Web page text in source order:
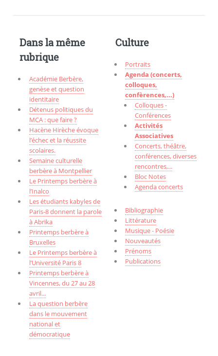
Dans la même
rubrique
Académie Berbère,
genèse et question
identitaire
Détenus politiques du
MCA : que faire ?
Hacène Hirèche évoque
l’échec et la réussite
scolaires.
Semaine culturelle
berbère à Montpellier
Le Printemps berbère à
l’Inalco
Les étudiants kabyles de
Paris-8 donnent la parole
à Abrika
Printemps berbère à
Bruxelles
Le Printemps berbère à
l’Université Paris 8
Printemps berbère à
Vincennes, du 27 au 28
avril...
La question berbère
dans le mouvement
national et
démocratique
Culture
Portraits
Agenda (concerts,
colloques,
confèrences,...)
Colloques -
Conférences
Activités
Associatives
Concerts, théâtre,
conférences, diverses
rencontres,...
Bloc Notes
Agenda concerts
Bibliographie
Littérature
Musique - Poésie
Nouveautés
Prénoms
Publications